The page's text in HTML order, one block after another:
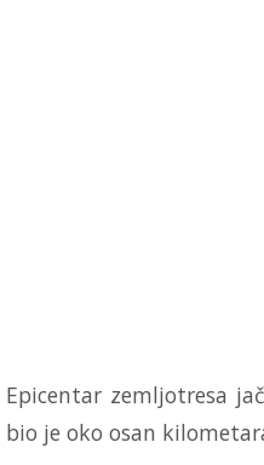
Epicentar zemljotresa
bio je oko osan